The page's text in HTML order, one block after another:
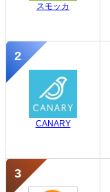
スモッカ
CANARY